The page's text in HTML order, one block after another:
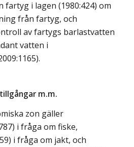
i lagen (1980:424) om
från fartyg, och
av fartygs barlastvatten
vatten i
m.m.
zon gäller
i fråga om fiske,
i fråga om jakt, och